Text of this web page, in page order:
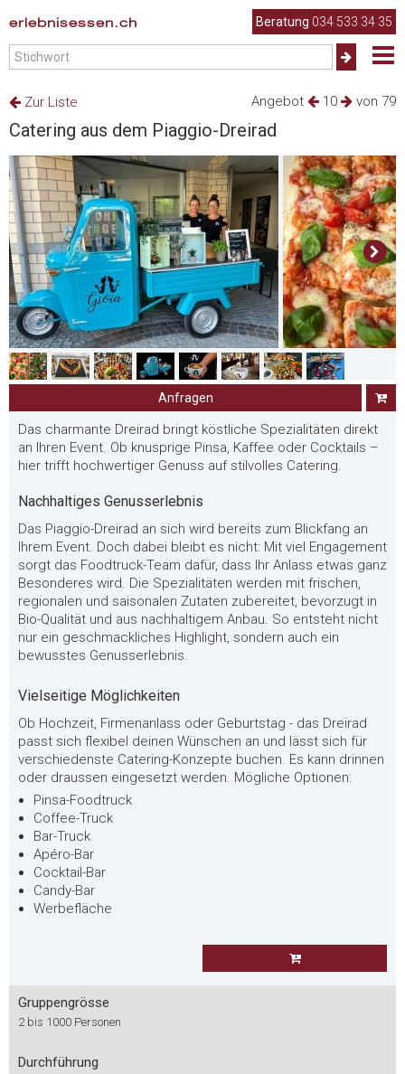
erlebnisessen.ch Beratung 034 533 34 35
Angebot 10 von 79
Zur Liste
Catering aus dem Piaggio-Dreirad
Anfragen
Das charmante Dreirad bringt köstliche Spezialitäten direkt
an Ihren Event. Ob knusprige Pinsa, Kaffee oder Cocktails –
hier trifft hochwertiger Genuss auf stilvolles Catering.
Nachhaltiges Genusserlebnis
Das Piaggio-Dreirad an sich wird bereits zum Blickfang an
Ihrem Event. Doch dabei bleibt es nicht: Mit viel Engagement
sorgt das Foodtruck-Team dafür, dass Ihr Anlass etwas ganz
Besonderes wird. Die Spezialitäten werden mit frischen,
regionalen und saisonalen Zutaten zubereitet, bevorzugt in
Bio-Qualität und aus nachhaltigem Anbau. So entsteht nicht
nur ein geschmackliches Highlight, sondern auch ein
bewusstes Genusserlebnis.
Vielseitige Möglichkeiten
Ob Hochzeit, Firmenanlass oder Geburtstag - das Dreirad
passt sich flexibel deinen Wünschen an und lässt sich für
verschiedenste Catering-Konzepte buchen. Es kann drinnen
oder draussen eingesetzt werden. Mögliche Optionen:
Pinsa-Foodtruck
Coffee-Truck
Bar-Truck
Apéro-Bar
Cocktail-Bar
Candy-Bar
Werbefläche
Gruppengrösse
2 bis 1000 Personen
Durchführung